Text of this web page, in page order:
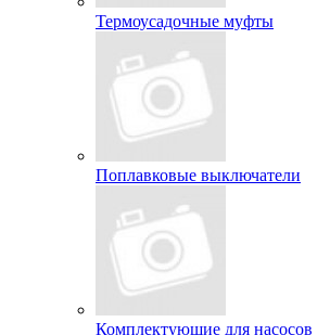
Термоусадочные муфты
Поплавковые выключатели
Комплектующие для насосов